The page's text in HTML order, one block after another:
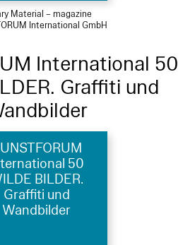
Material – magazine
International GmbH
International 50
Graffiti und
50
BILDER.
Graffiti und
Wandbilder